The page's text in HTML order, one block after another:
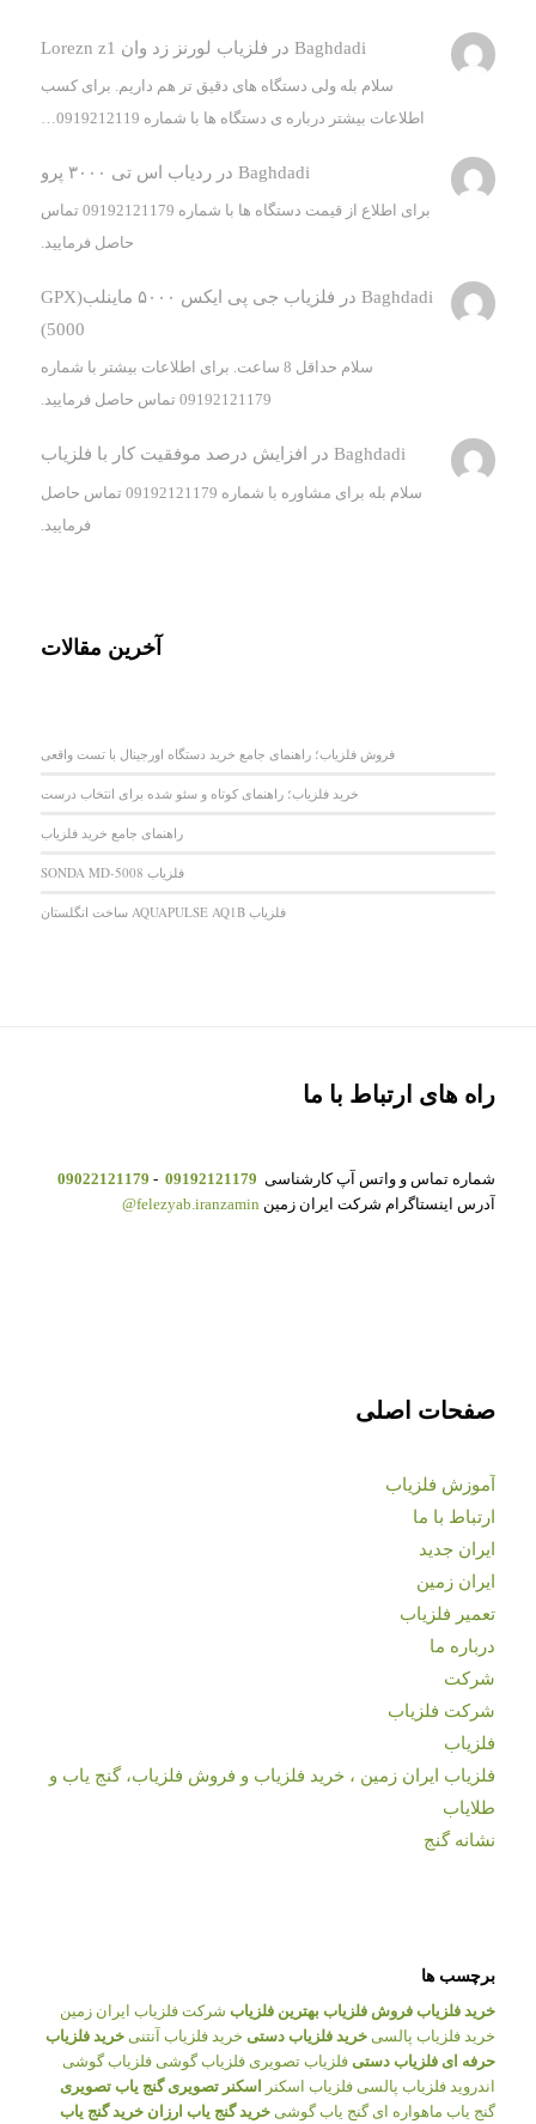
Baghdadi در فلزیاب لورنز زد وان Lorezn z1
سلام بله ولی دستگاه های دقیق تر هم داریم. برای کسب
اطلاعات بیشتر درباره ی دستگاه ها با شماره 0919212119…
Baghdadi درردیاب اس تی ۳۰۰۰ پرو
برای اطلاع از قیمت دستگاه ها با شماره 09192121179 تماس
حاصل فرمایید.
Baghdadi در
فلزیاب جی پی ایکس ۵۰۰۰ ماینلب(GPX
5000)
سلام حداقل 8 ساعت. برای اطلاعات بیشتر با شماره
09192121179 تماس حاصل فرمایید.
Baghdadi در افزایش درصد موفقیت کار با فلزیاب
سلام بله برای مشاوره با شماره 09192121179 تماس حاصل
فرمایید.
آخرین مقالات
فروش فلزیاب؛ راهنمای جامع خرید دستگاه اورجینال با تست واقعی
خرید فلزیاب؛ راهنمای کوتاه و سئو شده برای انتخاب درست
راهنمای جامع خرید فلزیاب
فلزیاب SONDA MD-5008
فلزیاب AQUAPULSE AQ1B ساخت انگلستان
راه های ارتباط با ما
شماره تماس و واتس آپ کارشناسی 09192121179
-
09022121179
آدرس اینستاگرام شرکت ایران زمین felezyab.iranzamin@
صفحات اصلی
آموزش فلزیاب
ارتباط با ما
ایران جدید
ایران زمین
تعمیر فلزیاب
درباره ما
شرکت
شرکت فلزیاب
فلزیاب
فلزیاب ایران زمین ، خرید فلزیاب و فروش فلزیاب، گنج یاب و
طلایاب
نشانه گنج
برچسب ها
خرید فلزیاب فروش فلزیاب بهترین فلزیاب شرکت فلزیاب ایران زمین
خرید فلزیاب پالسی خرید فلزیاب دستی خرید فلزیاب آنتنی خرید فلزیاب
حرفه ای فلزیاب دستی فلزیاب تصویری فلزیاب گوشی فلزیاب گوشی
اندروید فلزیاب پالسی فلزیاب اسکنر اسکنر تصویری گنج یاب تصویری
گنج یاب ماهواره ای گنج یاب گوشی خرید گنج یاب ارزان خرید گنج یاب